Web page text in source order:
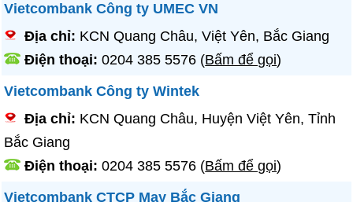
Vietcombank Công ty UMEC VN
Địa chỉ: KCN Quang Châu, Việt Yên, Bắc Giang
Điện thoại:0204 385 5576 (Bấm để gọi)
Vietcombank Công ty Wintek
Địa chỉ: KCN Quang Châu, Huyện Việt Yên, Tỉnh
Bắc Giang
Điện thoại:0204 385 5576 (Bấm để gọi)
Vietcombank CTCP May Bắc Giang